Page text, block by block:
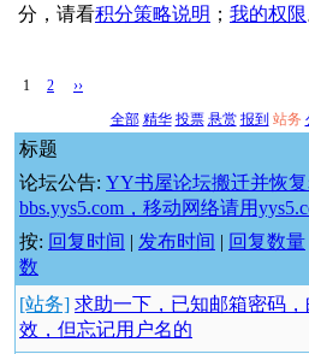
分，请看积分策略说明 ； 我的权限
1 2
››
全部 精华 投票 悬赏 报到 站务
标题
论坛公告: YY书屋论坛搬迁并恢
bbs.yys5.com，移动网络请用
按: 回复时间 | 发布时间 | 回复数量
数
[站务] 求助一下，已知邮箱密码
效，但忘记用户名的